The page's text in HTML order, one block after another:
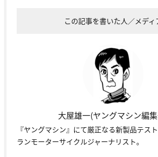
この記事を書いた人／メディ
大屋雄一(ヤングマシン編
『ヤングマシン』にて厳正なる新製品テス
ランモーターサイクルジャーナリスト。